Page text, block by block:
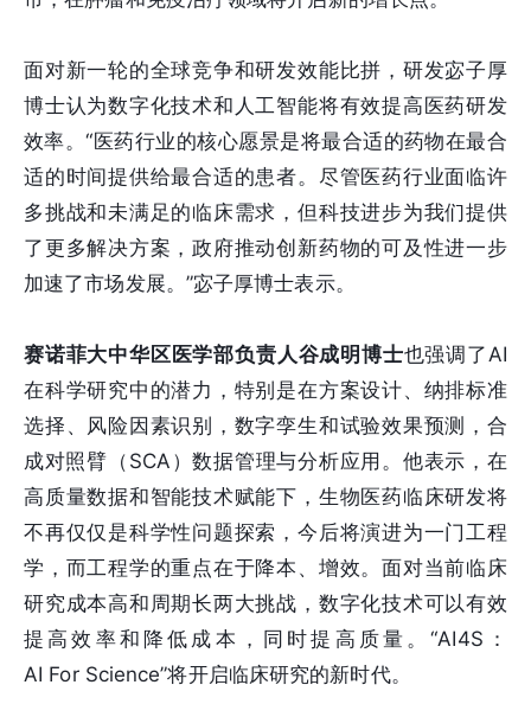
面对新一轮的全球竞争和研发效能比拼，研发宓子厚
博士认为数字化技术和人工智能将有效提高医药研发
效率。“医药行业的核心愿景是将最合适的药物在最合
适的时间提供给最合适的患者。尽管医药行业面临许
多挑战和未满足的临床需求，但科技进步为我们提供
了更多解决方案，政府推动创新药物的可及性进一步
加速了市场发展。”宓子厚博士表示。
赛诺菲大中华区医学部负责人谷成明博士也强调了AI
在科学研究中的潜力，特别是在方案设计、纳排标准
选择、风险因素识别，数字孪生和试验效果预测，合
成对照臂（SCA）数据管理与分析应用。他表示，在
高质量数据和智能技术赋能下，生物医药临床研发将
不再仅仅是科学性问题探索，今后将演进为一门工程
学，而工程学的重点在于降本、增效。面对当前临床
研究成本高和周期长两大挑战，数字化技术可以有效
提高效率和降低成本，同时提高质量。“AI4S：
AI For Science”将开启临床研究的新时代。